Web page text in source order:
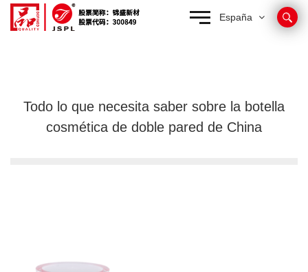
España
Todo lo que necesita saber sobre la botella
cosmética de doble pared de China